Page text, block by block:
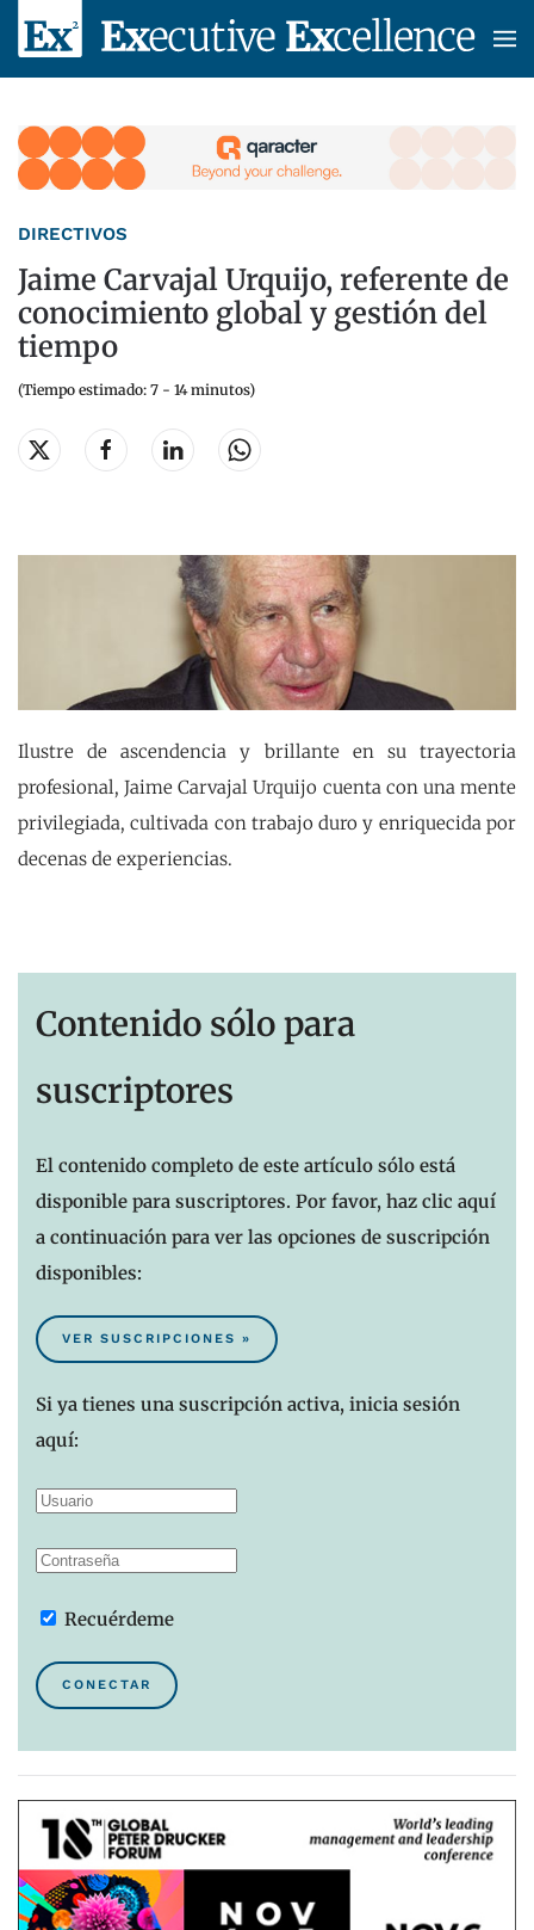
Skip to main content
DIRECTIVOS
Jaime Carvajal Urquijo, referente de
conocimiento global y gestión del
tiempo
(Tiempo estimado: 7 - 14 minutos)
Ilustre de ascendencia y brillante en su trayectoria
profesional, Jaime Carvajal Urquijo cuenta con una mente
privilegiada, cultivada con trabajo duro y enriquecida por
decenas de experiencias.
Contenido sólo para
suscriptores
El contenido completo de este artículo sólo está
disponible para suscriptores. Por favor, haz clic aquí
a continuación para ver las opciones de suscripción
disponibles:
VER SUSCRIPCIONES »
Si ya tienes una suscripción activa, inicia sesión
aquí:
Recuérdeme
CONECTAR